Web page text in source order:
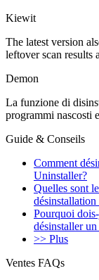
Kiewit
The latest version
leftover scan results
Demon
La funzione di
programmi nascosti
Guide & Conseils
Comment
Uninstaller?
Quelles sont
désinstallation
Pourquoi
désinstaller
>> Plus
Ventes FAQs